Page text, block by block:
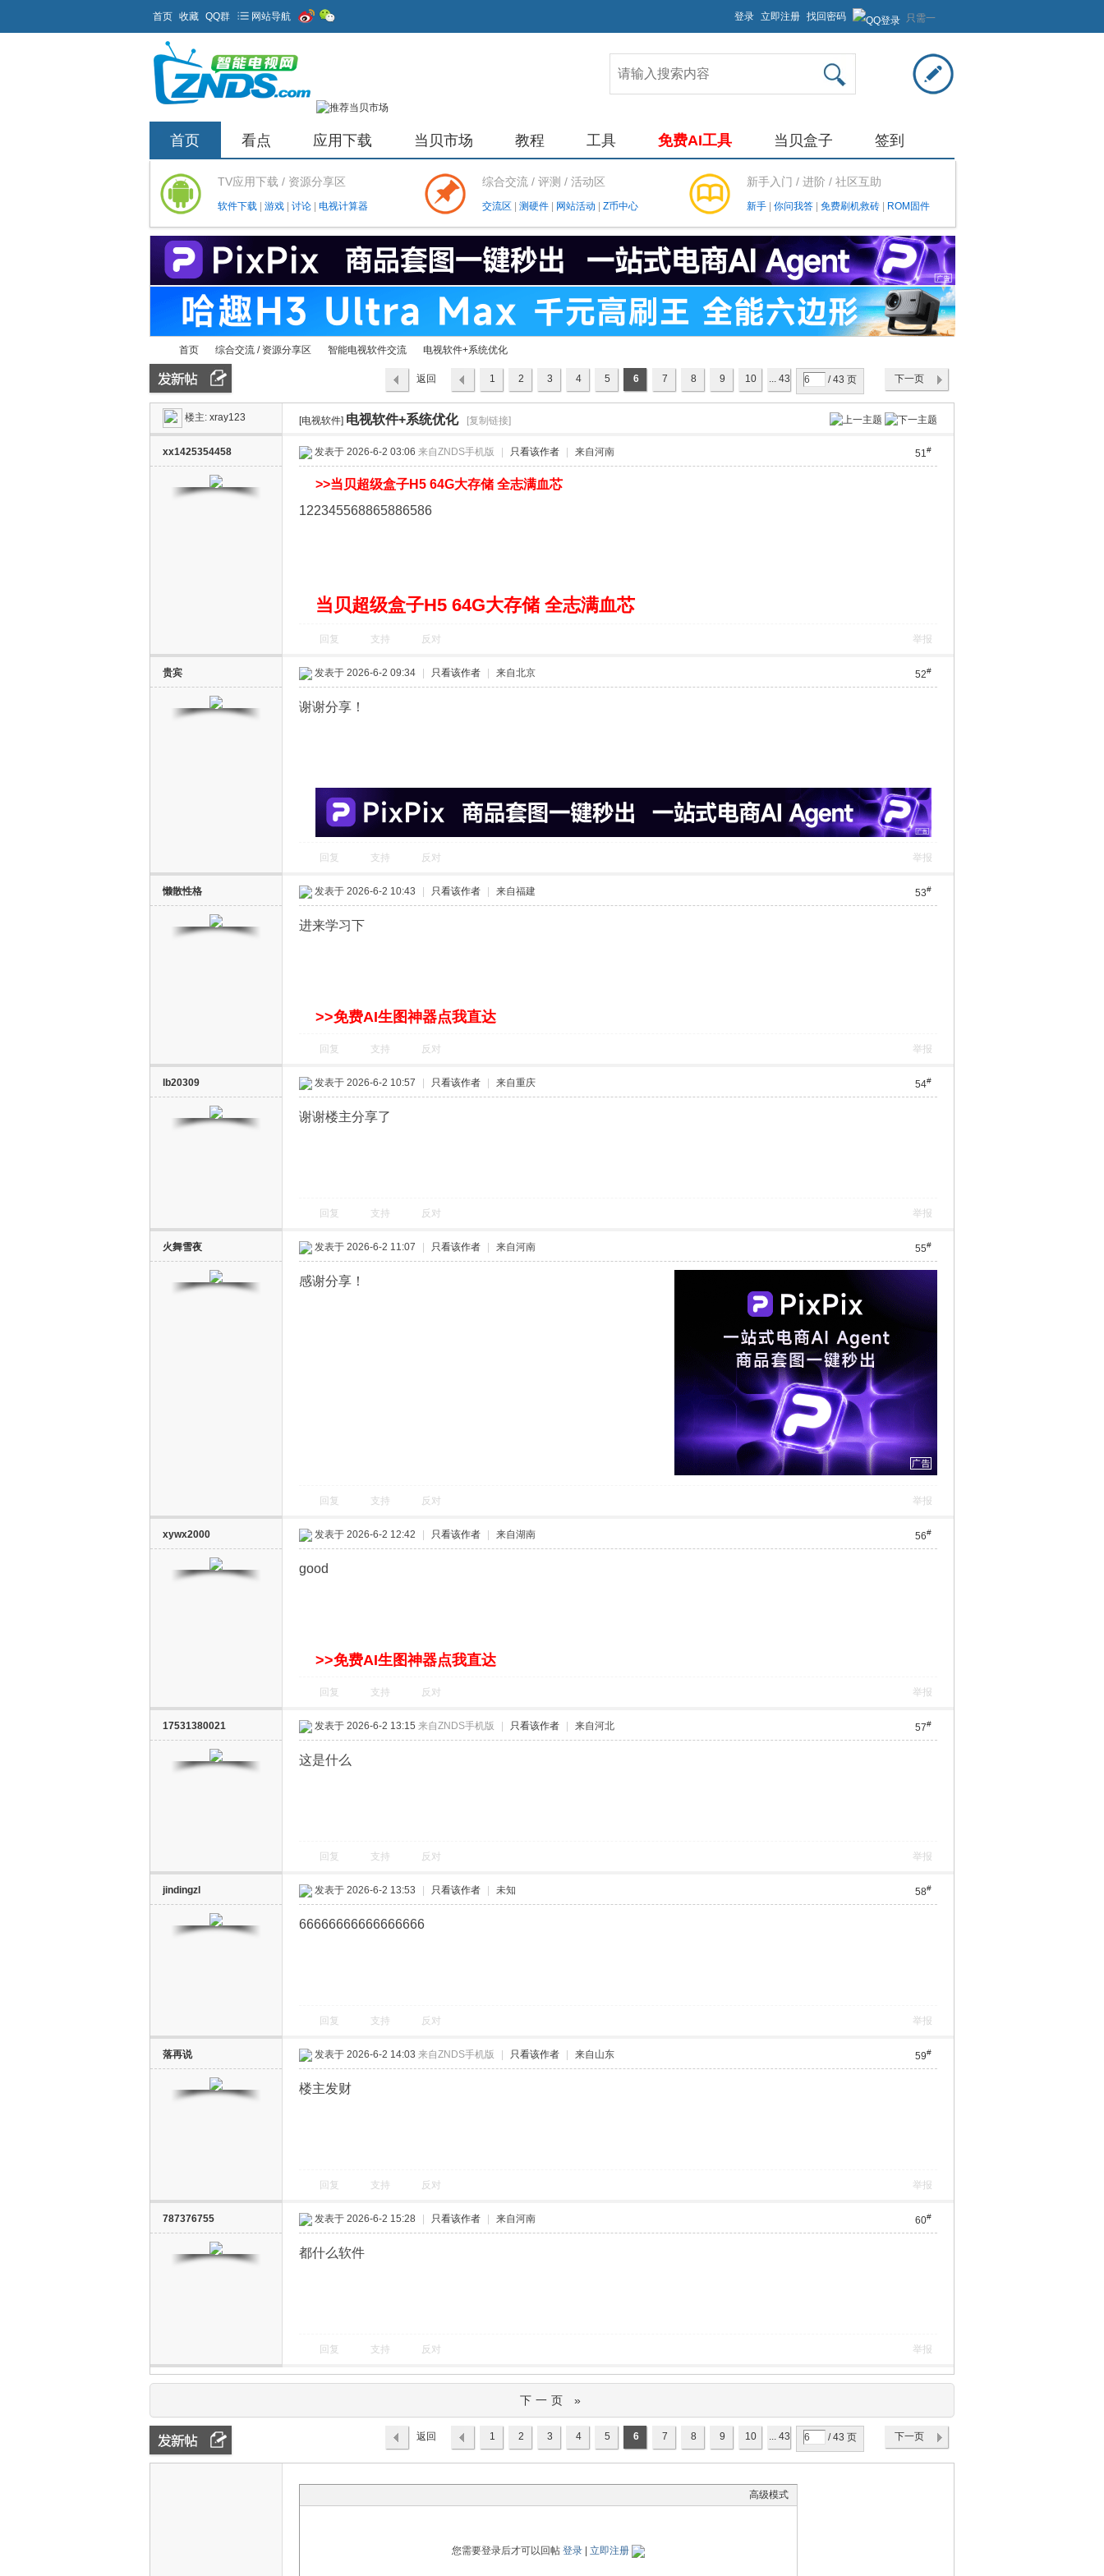
首页 收藏 QQ群 网站导航 只需一
步，快
速开始
登录 立即注册 找回密码
首页 看点 应用下载 当贝市场 教程 工具 免费AI工具 当贝盒子 签到
TV应用下载 / 资源分享区
软件下载 游戏 讨论 电视计算器
综合交流 / 评测 / 活动区
交流区 测硬件 网站活动 Z币中心
新手入门 / 进阶 / 社区互助
新手 你问我答 免费刷机救砖 ROM固件
»
首页
›
综合交流 / 资源分享区
›
智能电视软件交流
›
电视软件+系统优化
1 2 3 4 5 6 7 8 9 10 ... 43 / 43 页 下一页
返回
列表
楼主: xray123 [电视软件] 电视软件+系统优化 [复制链接]
xx1425354458 51#
发表于 2026-6-2 03:06 来自ZNDS手机版 只看该作者 来自河南
>>当贝超级盒子H5 64G大存储 全志满血芯
122345568865886586
当贝超级盒子H5 64G大存储 全志满血芯
回复 支持 反对 举报
贵宾 52#
发表于 2026-6-2 09:34 只看该作者 来自北京
谢谢分享！
回复 支持 反对 举报
懒散性格 53#
发表于 2026-6-2 10:43 只看该作者 来自福建
进来学习下
>>免费AI生图神器点我直达
回复 支持 反对 举报
lb20309 54#
发表于 2026-6-2 10:57 只看该作者 来自重庆
谢谢楼主分享了
回复 支持 反对 举报
火舞雪夜 55#
发表于 2026-6-2 11:07 只看该作者 来自河南
感谢分享！
回复 支持 反对 举报
xywx2000 56#
发表于 2026-6-2 12:42 只看该作者 来自湖南
good
>>免费AI生图神器点我直达
回复 支持 反对 举报
17531380021 57#
发表于 2026-6-2 13:15 来自ZNDS手机版 只看该作者 来自河北
这是什么
回复 支持 反对 举报
jindingzl 58#
发表于 2026-6-2 13:53 只看该作者 未知
66666666666666666
回复 支持 反对 举报
落再说 59#
发表于 2026-6-2 14:03 来自ZNDS手机版 只看该作者 来自山东
楼主发财
回复 支持 反对 举报
787376755 60#
发表于 2026-6-2 15:28 只看该作者 来自河南
都什么软件
回复 支持 反对 举报
下一页 »
1 2 3 4 5 6 7 8 9 10 ... 43 / 43 页 下一页
返回
高级模式
您需要登录后才可以回帖 登录 立即注册